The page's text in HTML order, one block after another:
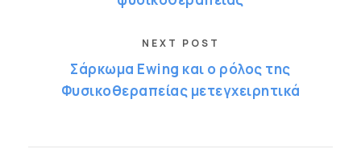
NEXT POST
Σάρκωμα Ewing και ο ρόλος της
Φυσικοθεραπείας μετεγχειρητικά